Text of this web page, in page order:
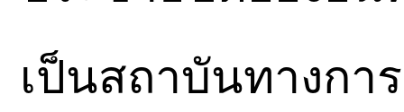
เป็นสถาบันทางกา